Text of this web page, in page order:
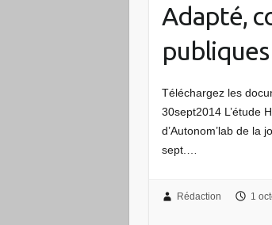
Adapté,
Téléchargez les
30sept2014 L’étude
d’Autonom’lab de la
sept.…
Rédaction 1